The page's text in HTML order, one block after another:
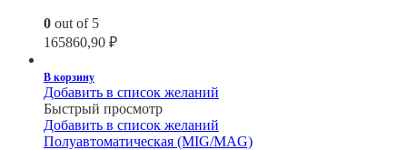
0 out of 5
165860,90 ₽
В корзину
Добавить в список желаний
Быстрый просмотр
Добавить в список желаний
Полуавтоматическая (MIG/MAG)